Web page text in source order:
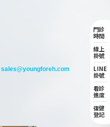
sales@youngforeh.com
門診
時間
線上
掛號
LINE
掛號
看診
進度
復健
登記